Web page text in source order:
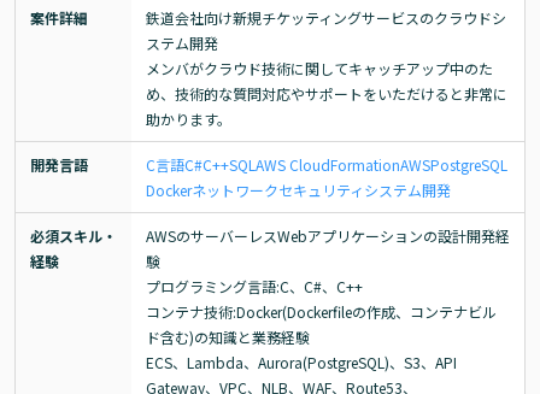
案件詳細
鉄道会社向け新規チケッティングサービスのクラウドシ
ステム開発
メンバがクラウド技術に関してキャッチアップ中のた
め、技術的な質問対応やサポートをいただけると非常に
助かります。
開発言語 C言語C#C++SQL AWS CloudFormationAWSPostgreSQL
Dockerネットワークセキュリティシステム開発
必須スキル・
経験
AWSのサーバーレスWebアプリケーションの設計開発経
験
プログラミング言語:C、C#、C++
コンテナ技術:Docker(Dockerfileの作成、コンテナビル
ド含む)の知識と業務経験
ECS、Lambda、Aurora(PostgreSQL)、S3、API
Gateway、VPC、NLB、WAF、Route53、